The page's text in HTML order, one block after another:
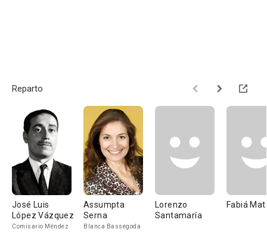
Reparto
José Luis
López Vázquez
Comisario Méndez
Assumpta
Serna
Blanca Bassegoda
Lorenzo
Santamaría
Fabiá